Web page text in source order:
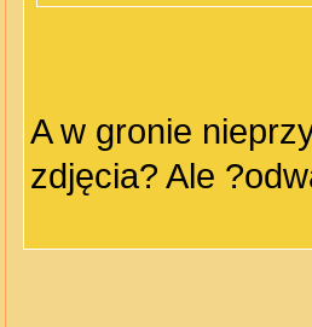
A w gronie
zdjęcia? Ale